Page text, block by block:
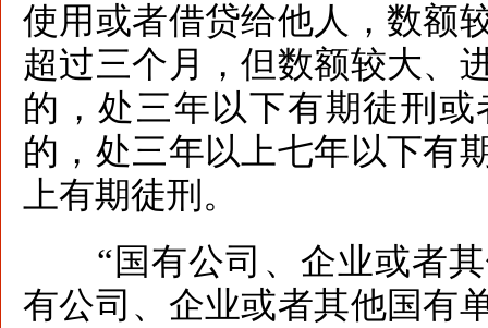
使用或者借贷给他人，数额
超过三个月，但数额较大、
的，处三年以下有期徒刑
的，处三年以上七年以下有
上有期徒刑。
“国有公司、企业或者其
有公司、企业或者其他国有